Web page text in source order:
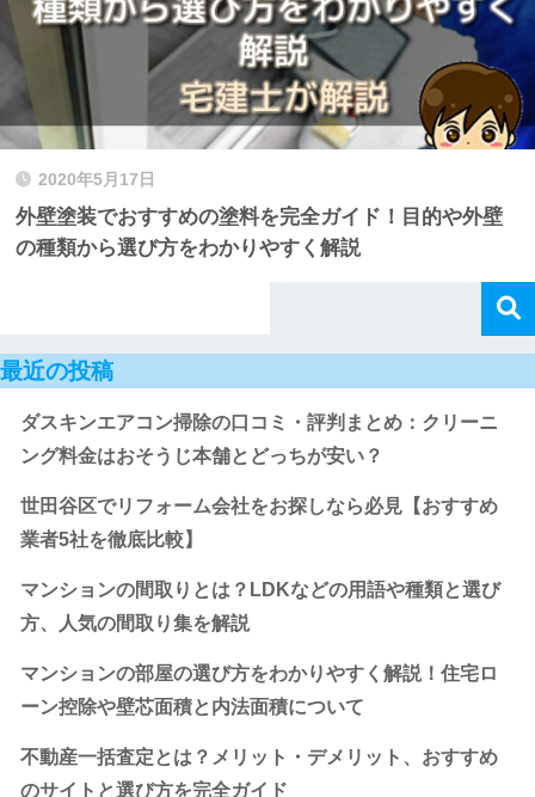
2020年5月17日
外壁塗装でおすすめの塗料を完全ガイド！目的や外壁
の種類から選び方をわかりやすく解説
最近の投稿
ダスキンエアコン掃除の口コミ・評判まとめ：クリーニ
ング料金はおそうじ本舗とどっちが安い？
世田谷区でリフォーム会社をお探しなら必見【おすすめ
業者5社を徹底比較】
マンションの間取りとは？LDKなどの用語や種類と選び
方、人気の間取り集を解説
マンションの部屋の選び方をわかりやすく解説！住宅ロ
ーン控除や壁芯面積と内法面積について
不動産一括査定とは？メリット・デメリット、おすすめ
のサイトと選び方を完全ガイド